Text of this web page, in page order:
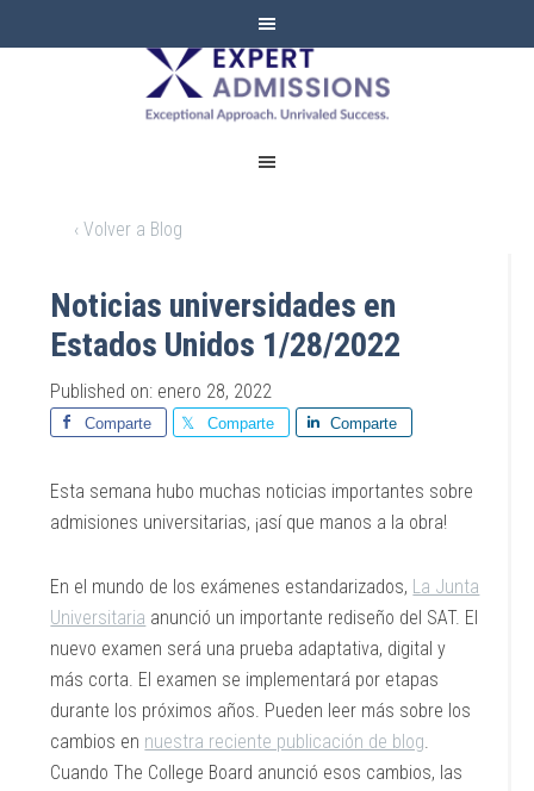
EXPERT
ADMISSIONS
‹ Volver a Blog
Noticias universidades en
Estados Unidos 1/28/2022
Published on: enero 28, 2022
Comparte Comparte Comparte
Esta semana hubo muchas noticias importantes sobre
admisiones universitarias, ¡así que manos a la obra!
En el mundo de los exámenes estandarizados, La Junta
Universitaria anunció un importante rediseño del SAT. El
nuevo examen será una prueba adaptativa, digital y
más corta. El examen se implementará por etapas
durante los próximos años. Pueden leer más sobre los
cambios en nuestra reciente publicación de blog.
Cuando The College Board anunció esos cambios, las